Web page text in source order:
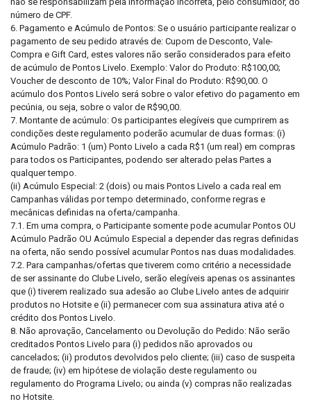
número de CPF.
6. Pagamento e Acúmulo de Pontos: Se o usuário participante realizar o
pagamento de seu pedido através de: Cupom de Desconto, Vale-
Compra e Gift Card, estes valores não serão considerados para efeito
de acúmulo de Pontos Livelo. Exemplo: Valor do Produto: R$100,00;
Voucher de desconto de 10%; Valor Final do Produto: R$90,00. O
acúmulo dos Pontos Livelo será sobre o valor efetivo do pagamento em
pecúnia, ou seja, sobre o valor de R$90,00.
7. Montante de acúmulo: Os participantes elegíveis que cumprirem as
condições deste regulamento poderão acumular de duas formas: (i)
Acúmulo Padrão: 1 (um) Ponto Livelo a cada R$1 (um real) em compras
para todos os Participantes, podendo ser alterado pelas Partes a
qualquer tempo.
(ii) Acúmulo Especial: 2 (dois) ou mais Pontos Livelo a cada real em
Campanhas válidas por tempo determinado, conforme regras e
mecânicas definidas na oferta/campanha.
7.1. Em uma compra, o Participante somente pode acumular Pontos OU
Acúmulo Padrão OU Acúmulo Especial a depender das regras definidas
na oferta, não sendo possível acumular Pontos nas duas modalidades.
7.2. Para campanhas/ofertas que tiverem como critério a necessidade
de ser assinante do Clube Livelo, serão elegíveis apenas os assinantes
que (i) tiverem realizado sua adesão ao Clube Livelo antes de adquirir
produtos no Hotsite e (ii) permanecer com sua assinatura ativa até o
crédito dos Pontos Livelo.
8. Não aprovação, Cancelamento ou Devolução do Pedido: Não serão
creditados Pontos Livelo para (i) pedidos não aprovados ou
cancelados; (ii) produtos devolvidos pelo cliente; (iii) caso de suspeita
de fraude; (iv) em hipótese de violação deste regulamento ou
regulamento do Programa Livelo; ou ainda (v) compras não realizadas
no Hotsite.